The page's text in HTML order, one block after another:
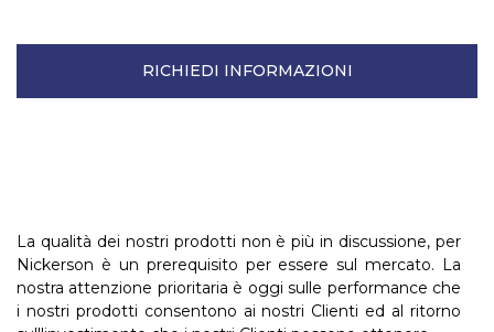
RICHIEDI INFORMAZIONI
La qualità dei nostri prodotti non è più in discussione, per
Nickerson è un prerequisito per essere sul mercato. La
nostra attenzione prioritaria è oggi sulle performance che
i nostri prodotti consentono ai nostri Clienti ed al ritorno